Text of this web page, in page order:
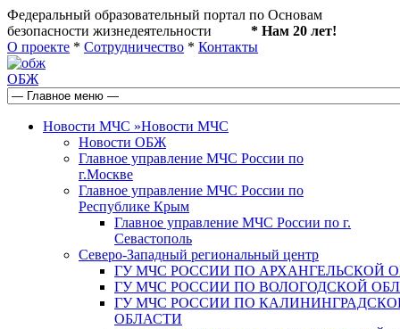
Федеральный образовательный портал по Основам
безопасности жизнедеятельности * Нам 20 лет!
О проекте * Сотрудничество * Контакты
ОБЖ
Новости МЧС »Новости МЧС
Новости ОБЖ
Главное управление МЧС России по
г.Москве
Главное управление МЧС России по
Республике Крым
Главное управление МЧС России по г.
Севастополь
Северо-Западный региональный центр
ГУ МЧС РОССИИ ПО АРХАНГЕЛЬСКОЙ
ГУ МЧС РОССИИ ПО ВОЛОГОДСКОЙ
ГУ МЧС РОССИИ ПО
ОБЛАСТИ